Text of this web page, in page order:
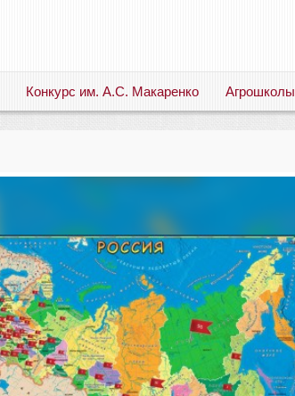
Конкурс им. А.С. Макаренко Агрошколы